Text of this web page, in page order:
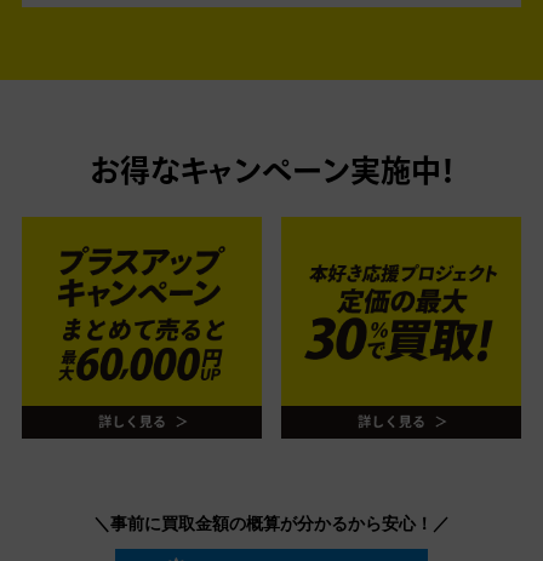
お得なキャンペーン実施中！
＼事前に買取金額の概算が分かるから安心！／